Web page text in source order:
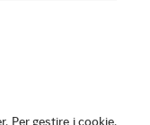
Per gestire i cookie,